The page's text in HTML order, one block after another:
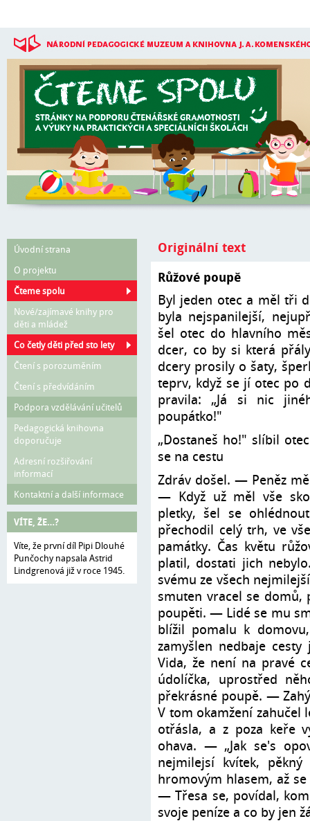
Přejít k hlavnímu obsahu
Úvodní strana
O projektu
Čteme spolu
Nové/zajímavé knihy pro
děti a mládež
Co četly děti před sto lety
Čtení s porozuměním
Čtení s předvídáním
Podpora vzdělávání učitelů
Pedagogická knihovna
doporučuje
Adresní rozšiřování
informací
Kontaktní a další informace
VÍTE, ŽE…?
Víte, že první díl Pipi Dlouhé
Punčochy napsala Astrid
Lindgrenová již v roce 1945.
Originální text
Růžové poupě
Byl jeden otec a měl tři
byla nejspanilejší,
šel otec do hlavního
dcer, co by si která
dcery prosily o šaty,
teprv, když se jí otec po
pravila: „Já si nic
poupátko!"
„Dostaneš ho!" slíbil
se na cestu
Zdráv došel. — Peněz
— Když už měl vše
pletky, šel se
přechodil celý trh, ve
památky. Čas květu
platil, dostati jich
svému ze všech
smuten vracel se domů,
poupěti. — Lidé se mu
blížil pomalu k
zamyšlen nedbaje
Vida, že není na pravé
údolíčka, uprostřed
překrásné poupě. —
V tom okamžení zahučel
otřásla, a z poza keře
ohava. — „Jak se's
nejmilejsí kvítek,
hromovým hlasem, až
— Třesa se, povídal,
svoje peníze a co by jen